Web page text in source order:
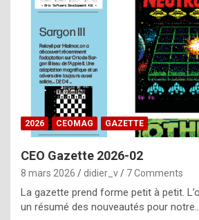
m
a
y
b
e
b
y
g
e
n
2026 CEOMAG GAZETTE
CEO Gazette 2026-02
8 mars 2026 didier_v 7 Comments
La gazette prend forme petit à petit.
un résumé des nouveautés pour